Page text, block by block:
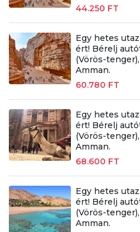
44.250 FT
Egy hetes
ért! Bérelj
(Vörös-
Amman.
60.780 FT
Egy hetes
ért! Bérelj
(Vörös-
Amman.
68.600 FT
Egy hetes
ért! Bérelj
(Vörös-
Amman.